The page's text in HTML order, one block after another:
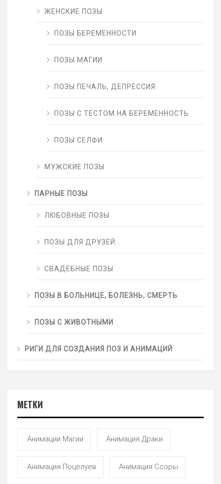
ЖЕНСКИЕ ПОЗЫ
ПОЗЫ БЕРЕМЕННОСТИ
ПОЗЫ МАГИИ
ПОЗЫ ПЕЧАЛЬ, ДЕПРЕССИЯ
ПОЗЫ С ТЕСТОМ НА БЕРЕМЕННОСТЬ
ПОЗЫ СЕЛФИ
МУЖСКИЕ ПОЗЫ
ПАРНЫЕ ПОЗЫ
ЛЮБОВНЫЕ ПОЗЫ
ПОЗЫ ДЛЯ ДРУЗЕЙ
СВАДЕБНЫЕ ПОЗЫ
ПОЗЫ В БОЛЬНИЦЕ, БОЛЕЗНЬ, СМЕРТЬ
ПОЗЫ С ЖИВОТНЫМИ
РИГИ ДЛЯ СОЗДАНИЯ ПОЗ И АНИМАЦИЙ
МЕТКИ
Анимации Магии Анимация Драки
Анимация Поцелуев Анимация Ссоры